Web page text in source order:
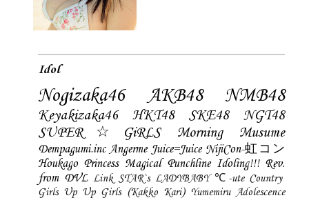
Idol
Nogizaka46 AKB48 NMB48
Keyakizaka46 HKT48 SKE48
NGT48
SUPER☆GiRLS
Morning Musume
Dempagumi.inc Angerme Juice=Juice NijiCon-虹コン
Houkago Princess Magical Punchline Idoling!!! Rev.
from DVL Link STAR`s LADYBABY ℃-ute Country
Girls Up Up Girls (Kakko Kari) Yumemiru Adolescence